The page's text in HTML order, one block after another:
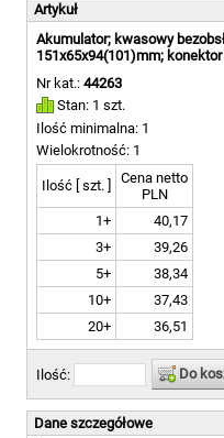
Artykuł
Akumulator; kwasowy
151x65x94(101)mm;
Nr kat.: 44263
Stan: 1 szt.
Ilość minimalna: 1
Wielokrotność: 1
Ilość [ szt. ]
Cena netto
PLN
1+
40,17
3+
39,26
5+
38,34
10+
37,43
20+
36,51
Ilość: Do
Dane szczegółowe